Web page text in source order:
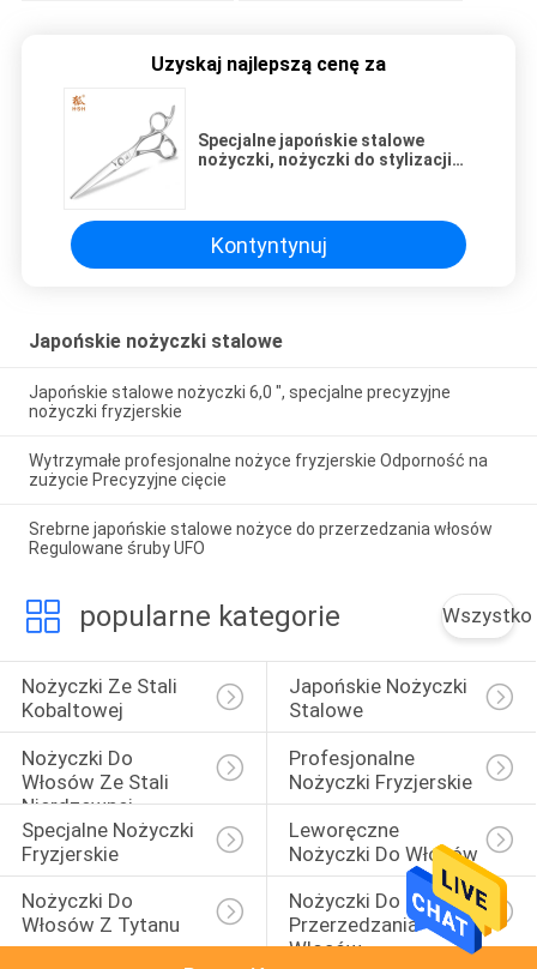
Uzyskaj najlepszą cenę za
Specjalne japońskie stalowe
nożyczki, nożyczki do stylizacji
Kontyntynuj
Japońskie nożyczki stalowe
Japońskie stalowe nożyczki 6,0 ", specjalne precyzyjne
nożyczki fryzjerskie
Wytrzymałe profesjonalne nożyce fryzjerskie Odporność na
zużycie Precyzyjne cięcie
Srebrne japońskie stalowe nożyce do przerzedzania włosów
Regulowane śruby UFO
popularne kategorie Wszystko
Nożyczki Ze Stali
Kobaltowej
Japońskie Nożyczki
Stalowe
Nożyczki Do
Włosów Ze Stali
Nierdzewnej
Profesjonalne
Nożyczki Fryzjerskie
Specjalne Nożyczki
Fryzjerskie
Leworęczne
Nożyczki Do Włosów
Nożyczki Do
Włosów Z Tytanu
Nożyczki Do
Przerzedzania
Włosów